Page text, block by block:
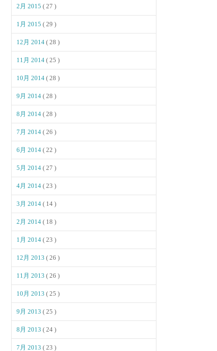
2月 2015( 27 )
1月 2015( 29 )
12月 2014( 28 )
11月 2014( 25 )
10月 2014( 28 )
9月 2014( 28 )
8月 2014( 28 )
7月 2014( 26 )
6月 2014( 22 )
5月 2014( 27 )
4月 2014( 23 )
3月 2014( 14 )
2月 2014( 18 )
1月 2014( 23 )
12月 2013( 26 )
11月 2013( 26 )
10月 2013( 25 )
9月 2013( 25 )
8月 2013( 24 )
7月 2013( 23 )